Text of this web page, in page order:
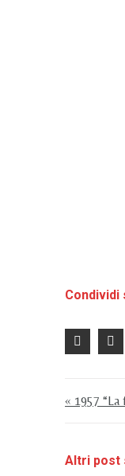
Condividi
« 1957
Altri post